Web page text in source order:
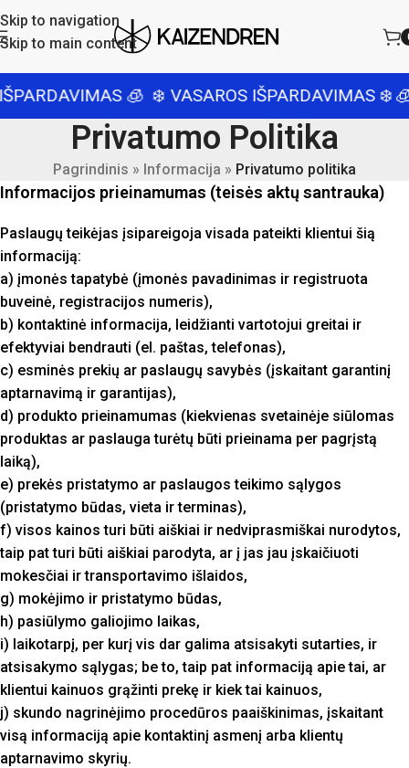
Skip to navigation
Skip to main content
🧊 ❄️ VASAROS IŠPARDAVIMAS ❄️🧊
Privatumo Politika
Pagrindinis » Informacija » Privatumo politika
Informacijos prieinamumas (teisės aktų santrauka)
Paslaugų teikėjas įsipareigoja visada pateikti klientui šią
informaciją:
a) įmonės tapatybė (įmonės pavadinimas ir registruota
buveinė, registracijos numeris),
b) kontaktinė informacija, leidžianti vartotojui greitai ir
efektyviai bendrauti (el. paštas, telefonas),
c) esminės prekių ar paslaugų savybės (įskaitant garantinį
aptarnavimą ir garantijas),
d) produkto prieinamumas (kiekvienas svetainėje siūlomas
produktas ar paslauga turėtų būti prieinama per pagrįstą
laiką),
e) prekės pristatymo ar paslaugos teikimo sąlygos
(pristatymo būdas, vieta ir terminas),
f) visos kainos turi būti aiškiai ir nedviprasmiškai nurodytos,
taip pat turi būti aiškiai parodyta, ar į jas jau įskaičiuoti
mokesčiai ir transportavimo išlaidos,
g) mokėjimo ir pristatymo būdas,
h) pasiūlymo galiojimo laikas,
i) laikotarpį, per kurį vis dar galima atsisakyti sutarties, ir
atsisakymo sąlygas; be to, taip pat informaciją apie tai, ar
klientui kainuos grąžinti prekę ir kiek tai kainuos,
j) skundo nagrinėjimo procedūros paaiškinimas, įskaitant
visą informaciją apie kontaktinį asmenį arba klientų
aptarnavimo skyrių.